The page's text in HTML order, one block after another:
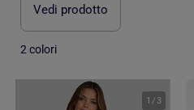
Vedi prodotto
2 colori
1 / 3